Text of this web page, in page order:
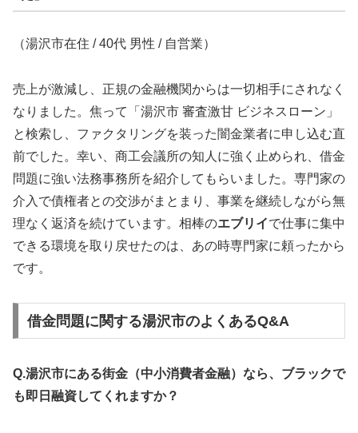
（湯沢市在住 / 40代 男性 / 自営業）
売上が激減し、正規の金融機関からは一切相手にされなく
なりました。焦って「湯沢市 審査激甘 ビジネスローン」
と検索し、ファクタリングを装った闇金業者に申し込む直
前でした。幸い、商工会議所の知人に強く止められ、借金
問題に強い法務事務所を紹介してもらいました。専門家の
介入で債権者との交渉がまとまり、事業を継続しながら無
理なく返済を続けています。相棒のエブリイで仕事に集中
できる環境を取り戻せたのは、あの時専門家に頼ったから
です。
借金問題に関する湯沢市のよくあるQ&A
Q.湯沢市にある街金（中小消費者金融）なら、ブラックで
も即日融資してくれますか？